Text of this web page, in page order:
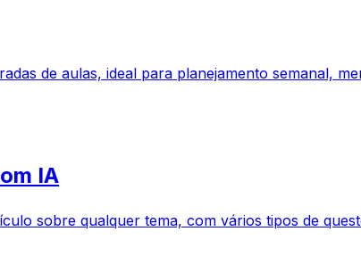
de aulas, ideal para planejamento semanal,
IA
sobre qualquer tema, com vários tipos de